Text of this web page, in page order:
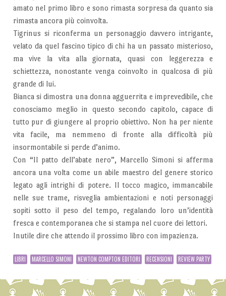
amato nel primo libro e sono rimasta sorpresa da quanto sia
rimasta ancora più coinvolta.
Tigrinus si riconferma un personaggio davvero intrigante,
velato da quel fascino tipico di chi ha un passato misterioso,
ma vive la vita alla giornata, quasi con leggerezza e
schiettezza, nonostante venga coinvolto in qualcosa di più
grande di lui.
Bianca si dimostra una donna agguerrita e imprevedibile, che
conosciamo meglio in questo secondo capitolo, capace di
tutto pur di giungere al proprio obiettivo. Non ha per niente
vita facile, ma nemmeno di fronte alla difficoltà più
insormontabile si perde d’animo.
Con “Il patto dell’abate nero”, Marcello Simoni si afferma
ancora una volta come un abile maestro del genere storico
legato agli intrighi di potere. Il tocco magico, immancabile
nelle sue trame, risveglia ambientazioni e noti personaggi
sopiti sotto il peso del tempo, regalando loro un’identità
fresca e contemporanea che si stampa nel cuore dei lettori.
Inutile dire che attendo il prossimo libro con impazienza.
LIBRI MARCELLO SIMONI NEWTON COMPTON EDITORI RECENSIONI REVIEW PARTY